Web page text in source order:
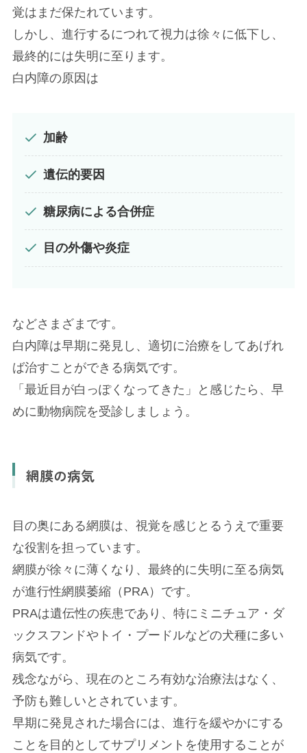
覚はまだ保たれています。
しかし、進行するにつれて視力は徐々に低下し、
最終的には失明に至ります。
白内障の原因は
加齢
遺伝的要因
糖尿病による合併症
目の外傷や炎症
などさまざまです。
白内障は早期に発見し、適切に治療をしてあげれ
ば治すことができる病気です。
「最近目が白っぽくなってきた」と感じたら、早
めに動物病院を受診しましょう。
網膜の病気
目の奥にある網膜は、視覚を感じとるうえで重要
な役割を担っています。
網膜が徐々に薄くなり、最終的に失明に至る病気
が進行性網膜萎縮（PRA）です。
PRAは遺伝性の疾患であり、特にミニチュア・ダ
ックスフンドやトイ・プードルなどの犬種に多い
病気です。
残念ながら、現在のところ有効な治療法はなく、
予防も難しいとされています。
早期に発見された場合には、進行を緩やかにする
ことを目的としてサプリメントを使用することが